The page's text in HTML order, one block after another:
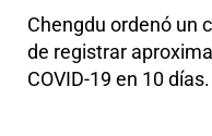
Chengdu ordenó un
de registrar
COVID-19 en 10 días.